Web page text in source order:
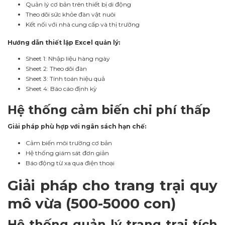
Quản lý cơ bản trên thiết bị di động
Theo dõi sức khỏe đàn vật nuôi
Kết nối với nhà cung cấp và thị trường
Hướng dẫn thiết lập Excel quản lý:
Sheet 1: Nhập liệu hàng ngày
Sheet 2: Theo dõi đàn
Sheet 3: Tính toán hiệu quả
Sheet 4: Báo cáo định kỳ
Hệ thống cảm biến chi phí thấp
Giải pháp phù hợp với ngân sách hạn chế:
Cảm biến môi trường cơ bản
Hệ thống giám sát đơn giản
Báo động từ xa qua điện thoại
Giải pháp cho trang trại quy
mô vừa (500-5000 con)